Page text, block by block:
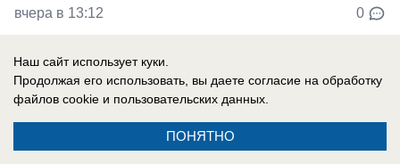
вчера в 13:12 0
Самый зрелищный месяц лета: что
посмотреть краснодарцам на небе в
Наш сайт использует куки.
Продолжая его использовать, вы даете согласие на обработку
файлов cookie и пользовательских данных.
ПОНЯТНО